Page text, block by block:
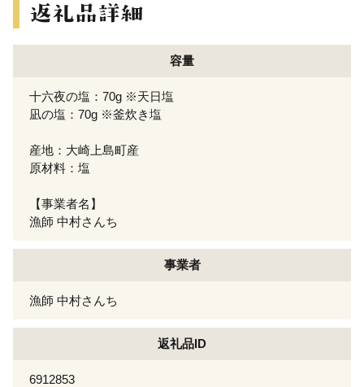
容量
十六夜の塩：70g ※天日塩
凪の塩：70g ※釜炊き塩
産地：大崎上島町産
原材料：塩
【事業者名】
漁師 中村さんち
事業者
漁師 中村さんち
返礼品ID
6912853